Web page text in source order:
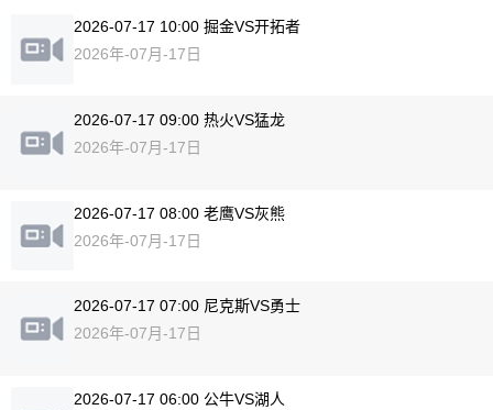
2026-07-17 10:00 掘金VS开拓者
2026年-07月-17日
2026-07-17 09:00 热火VS猛龙
2026年-07月-17日
2026-07-17 08:00 老鹰VS灰熊
2026年-07月-17日
2026-07-17 07:00 尼克斯VS勇士
2026年-07月-17日
2026-07-17 06:00 公牛VS湖人